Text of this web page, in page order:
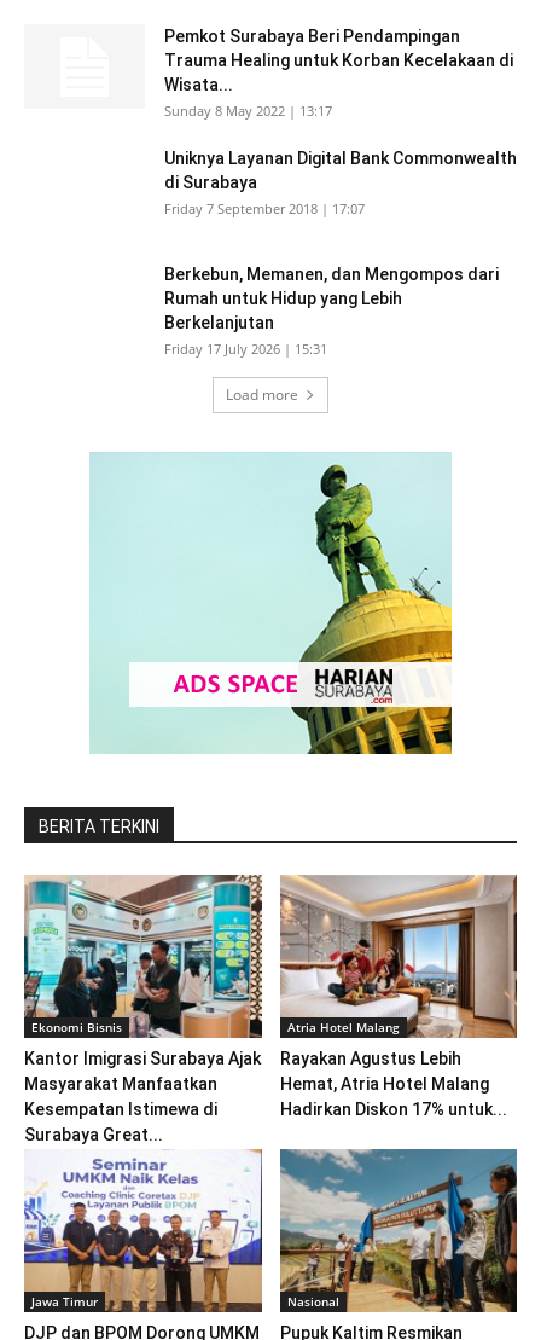
Pemkot Surabaya Beri Pendampingan
Trauma Healing untuk Korban Kecelakaan di
Wisata...
Sunday 8 May 2022 | 13:17
Uniknya Layanan Digital Bank Commonwealth
di Surabaya
Friday 7 September 2018 | 17:07
Berkebun, Memanen, dan Mengompos dari
Rumah untuk Hidup yang Lebih
Berkelanjutan
Friday 17 July 2026 | 15:31
Load more
BERITA TERKINI
Ekonomi Bisnis
Kantor Imigrasi Surabaya Ajak
Masyarakat Manfaatkan
Kesempatan Istimewa di
Surabaya Great...
Atria Hotel Malang
Rayakan Agustus Lebih
Hemat, Atria Hotel Malang
Hadirkan Diskon 17% untuk...
Jawa Timur
DJP dan BPOM Dorong UMKM
Nasional
Pupuk Kaltim Resmikan